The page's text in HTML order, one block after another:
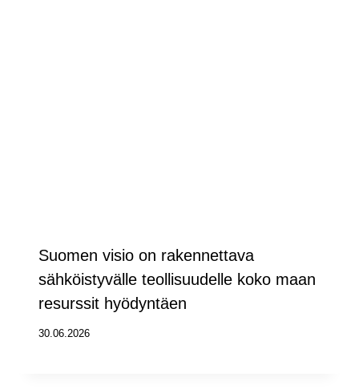
Suomen visio on rakennettava
sähköistyvälle teollisuudelle koko maan
resurssit hyödyntäen
30.06.2026